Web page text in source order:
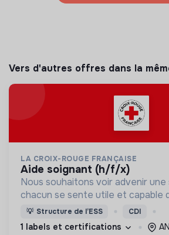
Vers d'autres offres dans la
LA CROIX-ROUGE FRANÇAISE
aide soignant (h/f/x)
Nous souhaitons voir advenir
chacun se sente utile et capable
nous proposons des moyens et
d’engagement innovants et
💡 Structure de l’ESS CDI
1 labels et certifications